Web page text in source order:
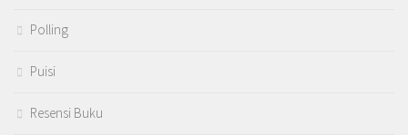
Polling
Puisi
Resensi Buku